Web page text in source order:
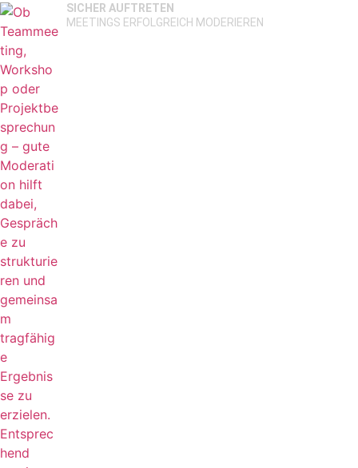
SICHER AUFTRETEN
MEETINGS ERFOLGREICH MODERIEREN